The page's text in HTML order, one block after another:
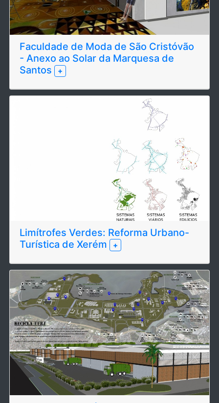
Faculdade de Moda de São Cristóvão
- Anexo ao Solar da Marquesa de
Santos
+
Limítrofes Verdes: Reforma Urbano-
Turística de Xerém
+